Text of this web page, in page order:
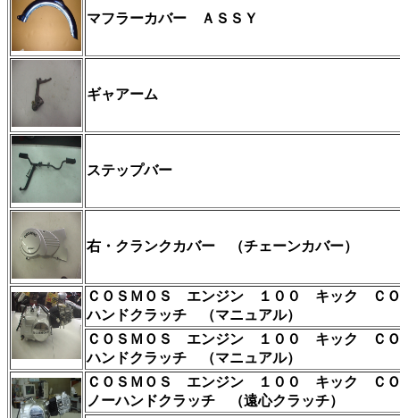
マフラーカバー ＡＳＳＹ
ギャアーム
ステップバー
右・クランクカバー （チェーンカバー）
ＣＯＳＭＯＳ エンジン １００ キック Ｃ
ハンドクラッチ （マニュアル）
ＣＯＳＭＯＳ エンジン １００ キック Ｃ
ハンドクラッチ （マニュアル）
ＣＯＳＭＯＳ エンジン １００ キック Ｃ
ノーハンドクラッチ （遠心クラッチ）